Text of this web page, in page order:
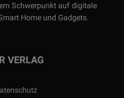
Schwerpunkt auf digitale
Home und Gadgets.
VERLAG